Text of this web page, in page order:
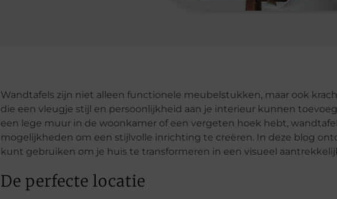
Wandtafels zijn niet alleen functionele meubelstukken, maar ook
die een vleugje stijl en persoonlijkheid aan je interieur kunnen
een lege muur in de woonkamer of een vergeten hoek hebt,
mogelijkheden om een stijlvolle inrichting te creëren. In deze blog
kunt gebruiken om je huis te transformeren in een visueel
De perfecte locatie